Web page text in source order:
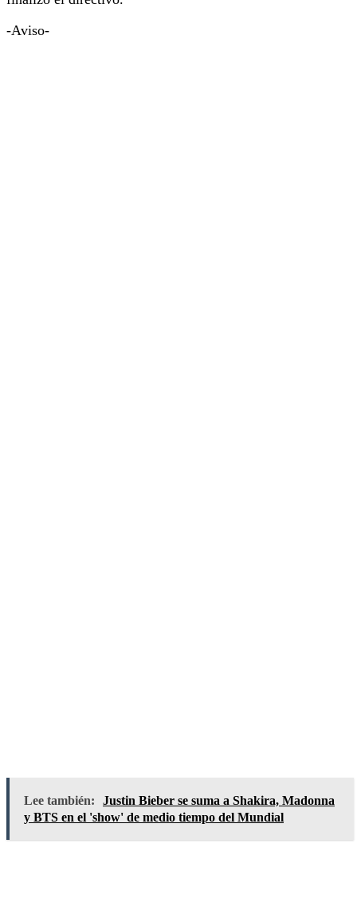
-Aviso-
Lee también:
Justin Bieber se suma a Shakira, Madonna
y BTS en el 'show' de medio tiempo del Mundial